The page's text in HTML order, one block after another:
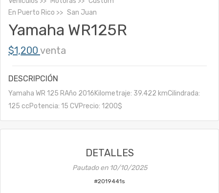
En Puerto Rico San Juan
Yamaha WR125R
$1,200 venta
DESCRIPCIÓN
Yamaha WR 125 RAño 2016Kilometraje: 39.422 kmCilindrada:
125 ccPotencia: 15 CVPrecio: 1200$
DETALLES
Pautado en 10/10/2025
#2019441s